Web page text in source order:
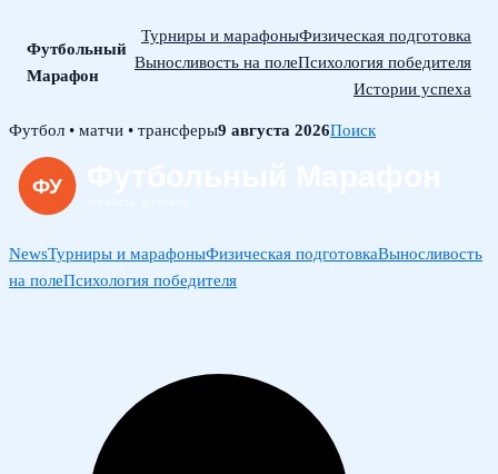
Футбольный
Марафон
Турниры и марафоныФизическая подготовка
Выносливость на полеПсихология победителя
Истории успеха
Skip
content
Футбол • матчи • трансферы9 августа 2026Поиск
NewsТурниры и марафоныФизическая подготовкаВыносливость
на полеПсихология победителя